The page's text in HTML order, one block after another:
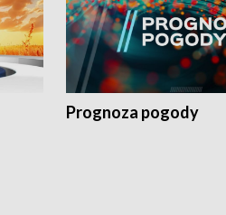
Prognoza pogody